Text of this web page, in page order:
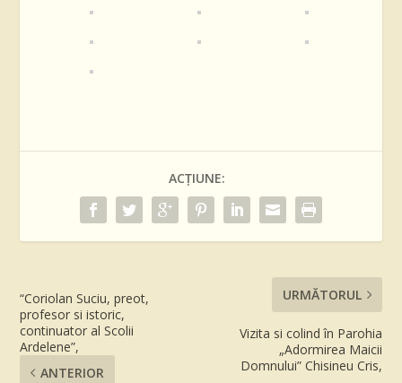
ACȚIUNE:
“Coriolan Suciu, preot,
profesor si istoric,
continuator al Scolii
Ardelene”,
ANTERIOR
URMĂTORUL
Vizita si colind în Parohia
„Adormirea Maicii
Domnului” Chisineu Cris,